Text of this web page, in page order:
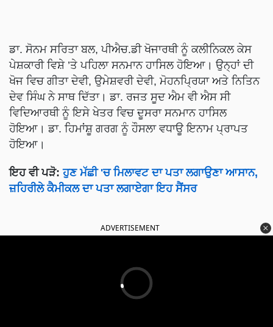
ਡਾ. ਸੋਨਮ ਸਰਿਤਾ ਬਲ, ਪੀਐਚ.ਡੀ ਖੋਜਾਰਥੀ ਨੂੰ ਕਲੀਨਿਕਲ ਕੇਸ
ਪੇਸ਼ਕਾਰੀ ਵਿਸ਼ੇ ’ਤੇ ਪਹਿਲਾ ਸਨਮਾਨ ਹਾਸਿਲ ਹੋਇਆ। ਉਨ੍ਹਾਂ ਦੀ
ਖੋਜ ਵਿਚ ਗੀਤਾ ਦੇਵੀ, ਉਮੇਸ਼ਵਰੀ ਦੇਵੀ, ਮੋਹਨਪ੍ਰਿਯਾ ਅਤੇ ਨਿਤਿਨ
ਦੇਵ ਸਿੰਘ ਨੇ ਸਾਥ ਦਿੱਤਾ। ਡਾ. ਰਜਤ ਸੂਦ ਐਮ ਵੀ ਐਸ ਸੀ
ਵਿਦਿਆਰਥੀ ਨੂੰ ਇਸੇ ਖੇਤਰ ਵਿਚ ਦੂਸਰਾ ਸਨਮਾਨ ਹਾਸਿਲ
ਹੋਇਆ। ਡਾ. ਹਿਮਾਂਸ਼ੂ ਗਰਗ ਨੂੰ ਹੌਸਲਾ ਵਧਾਊ ਇਨਾਮ ਪ੍ਰਾਪਤ
ਹੋਇਆ।
ਇਹ ਵੀ ਪੜੋ: ਹੁਣ ਮੱਛੀ 'ਚ ਮਿਲਾਵਟ ਦਾ ਪਤਾ ਲਗਾਉਣਾ ਆਸਾਨ,
ਜ਼ਹਿਰੀਲੇ ਕੈਮੀਕਲ ਦਾ ਪਤਾ ਲਗਾਏਗਾ ਇਹ ਸੈਂਸਰ